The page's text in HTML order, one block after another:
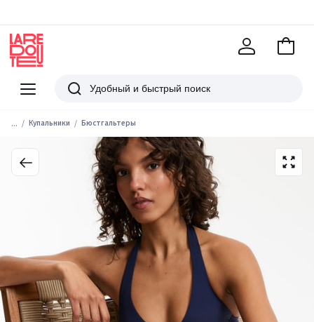
Меню
Redoute
Поиск
В
... Купальники Бюстгальтеры